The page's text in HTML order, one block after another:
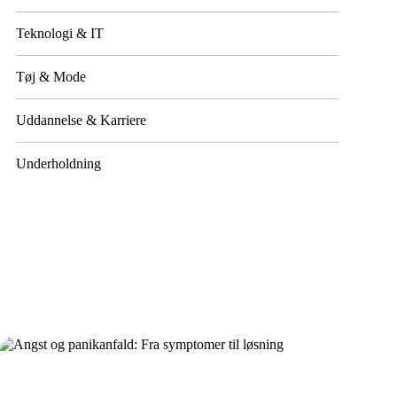
Teknologi & IT
Tøj & Mode
Uddannelse & Karriere
Underholdning